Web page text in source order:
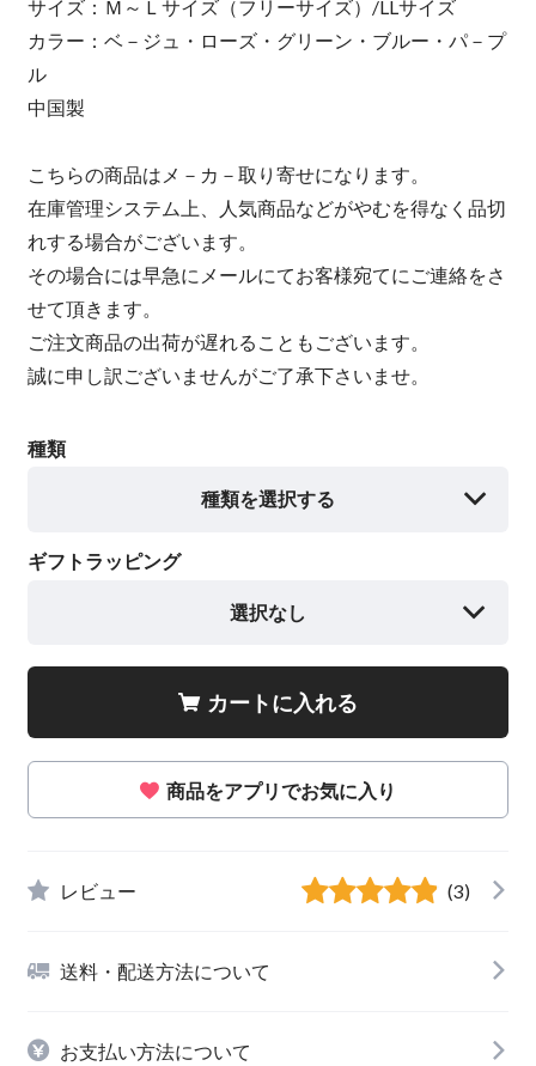
サイズ：Ｍ～Ｌサイズ（フリーサイズ）/LLサイズ
カラー：ベ－ジュ・ローズ・グリーン・ブルー・パ－プ
ル
中国製
こちらの商品はメ－カ－取り寄せになります。
在庫管理システム上、人気商品などがやむを得なく品切
れする場合がございます。
その場合には早急にメールにてお客様宛てにご連絡をさ
せて頂きます。
ご注文商品の出荷が遅れることもございます。
誠に申し訳ございませんがご了承下さいませ。
種類
種類を選択する
ギフトラッピング
選択なし
カートに入れる
商品をアプリでお気に入り
レビュー (3)
送料・配送方法について
お支払い方法について